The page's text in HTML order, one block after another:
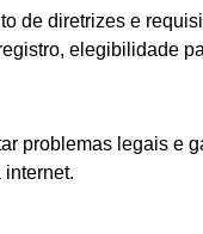
de diretrizes e
elegibilidade
problemas legais e